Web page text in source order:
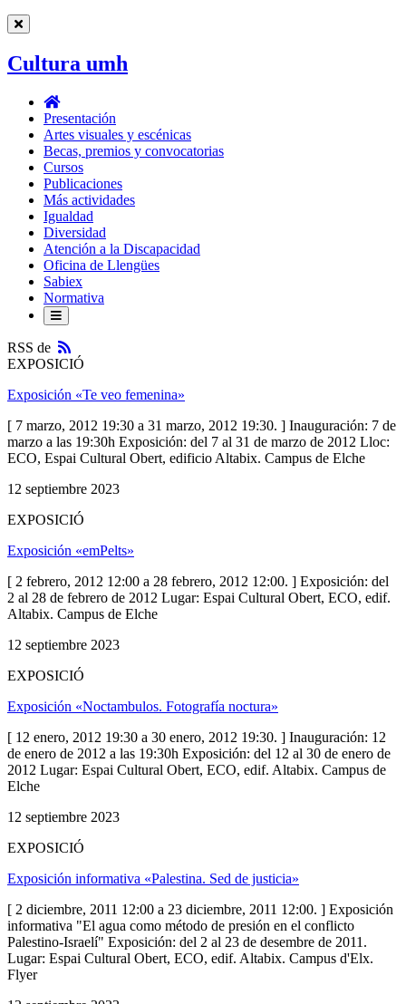
Cultura umh
Cultura
umh
Presentación
Artes visuales y escénicas
Becas, premios y convocatorias
Cursos
Publicaciones
Más actividades
Igualdad
Diversidad
Atención a la Discapacidad
Oficina de Llengües
Sabiex
Normativa
RSS de
RSS
EXPOSICIÓ
Exposición «Te veo femenina»
[ 7 marzo, 2012 19:30 a 31 marzo, 2012 19:30. ] Inauguración: 7 de
marzo a las 19:30h Exposición: del 7 al 31 de marzo de 2012 Lloc:
ECO, Espai Cultural Obert, edificio Altabix. Campus de Elche
12 septiembre 2023
EXPOSICIÓ
Exposición «emPelts»
[ 2 febrero, 2012 12:00 a 28 febrero, 2012 12:00. ] Exposición: del
2 al 28 de febrero de 2012 Lugar: Espai Cultural Obert, ECO, edif.
Altabix. Campus de Elche
12 septiembre 2023
EXPOSICIÓ
Exposición «Noctambulos. Fotografía noctura»
[ 12 enero, 2012 19:30 a 30 enero, 2012 19:30. ] Inauguración: 12
de enero de 2012 a las 19:30h Exposición: del 12 al 30 de enero de
2012 Lugar: Espai Cultural Obert, ECO, edif. Altabix. Campus de
Elche
12 septiembre 2023
EXPOSICIÓ
Exposición informativa «Palestina. Sed de justicia»
[ 2 diciembre, 2011 12:00 a 23 diciembre, 2011 12:00. ] Exposición
informativa "El agua como método de presión en el conflicto
Palestino-Israelí" Exposición: del 2 al 23 de desembre de 2011.
Lugar: Espai Cultural Obert, ECO, edif. Altabix. Campus d'Elx.
Flyer